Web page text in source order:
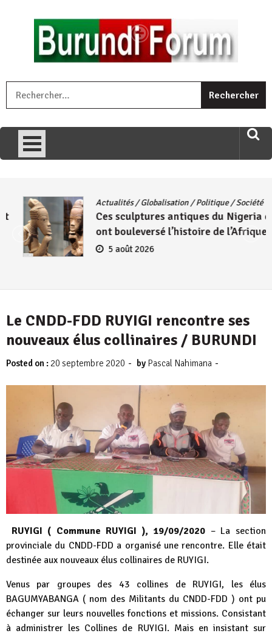
umariye umuryango wawe canke igihugu cakwibarutse .Wewe
uri ngaha ndagusigiye iki kibazo : Uriko ukora iki kugira ngo
Actualités/Globalisation/Politique/Société
Ces sculptures antiques du Nigeria qui
ont bouleversé l’histoire de l’Afrique
5 août 2026
Le CNDD-FDD RUYIGI rencontre ses
nouveaux élus collinaires / BURUNDI
Posted on : 20 septembre 2020 - by Pascal Nahimana -
RUYIGI ( Commune RUYIGI ), 19/09/2020 – La section
provinciale du CNDD-FDD a organisé une rencontre. Elle était
destinée aux nouveaux élus collinaires de RUYIGI.
Venus par groupes des 43 collines de RUYIGI, les élus
BAGUMYABANGA ( nom des Militants du CNDD-FDD ) ont pu
échanger sur leurs nouvelles fonctions et missions. Consistant
à administrer les Collines de RUYIGI. Mais en insistant sur